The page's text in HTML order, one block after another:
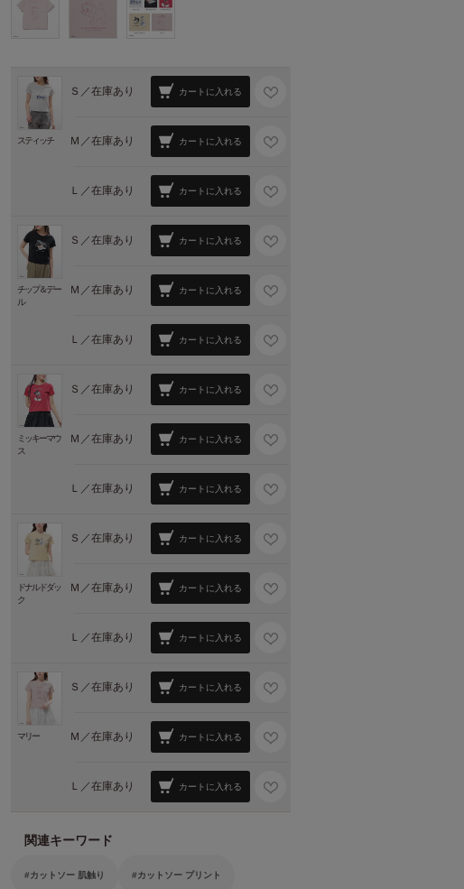
スティッチ
Ｓ／在庫あり カートに入れる
Ｍ／在庫あり カートに入れる
Ｌ／在庫あり カートに入れる
チップ＆デー
ル
Ｓ／在庫あり カートに入れる
Ｍ／在庫あり カートに入れる
Ｌ／在庫あり カートに入れる
ミッキーマウ
ス
Ｓ／在庫あり カートに入れる
Ｍ／在庫あり カートに入れる
Ｌ／在庫あり カートに入れる
ドナルドダッ
ク
Ｓ／在庫あり カートに入れる
Ｍ／在庫あり カートに入れる
Ｌ／在庫あり カートに入れる
マリー
Ｓ／在庫あり カートに入れる
Ｍ／在庫あり カートに入れる
Ｌ／在庫あり カートに入れる
関連キーワード
カットソー 肌触り カットソー プリント